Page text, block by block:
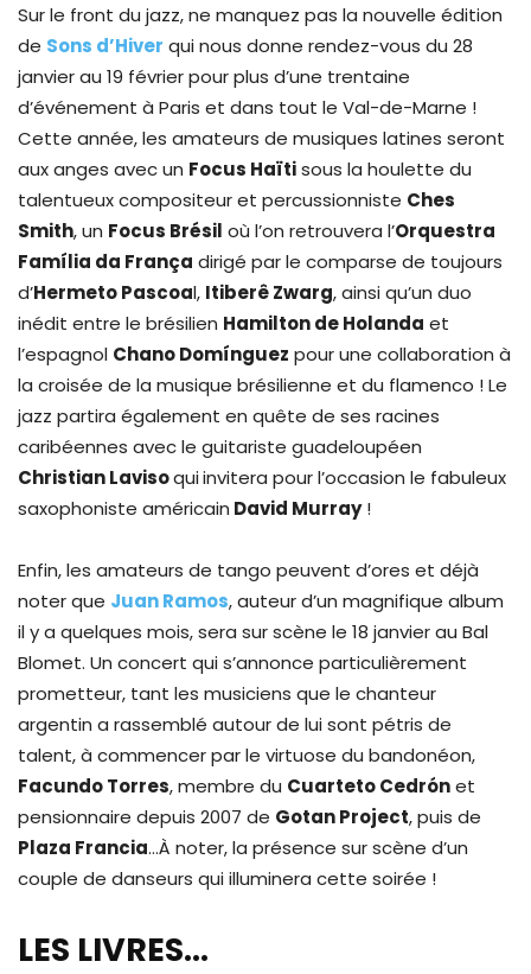
Sur le front du jazz, ne manquez pas la nouvelle édition
de Sons d’Hiver qui nous donne rendez-vous du 28
janvier au 19 février pour plus d’une trentaine
d’événement à Paris et dans tout le Val-de-Marne !
Cette année, les amateurs de musiques latines seront
aux anges avec un Focus Haïtisous la houlette du
talentueux compositeur et percussionniste Ches
Smith, un Focus Brésil où l’on retrouvera l’Orquestra
Família da França dirigé par le comparse de toujours
d’Hermeto Pascoal, Itiberê Zwarg, ainsi qu’un duo
inédit entre le brésilien Hamilton de Holanda et
l’espagnol Chano Domínguez pour une collaboration à
la croisée de la musique brésilienne et du flamenco ! Le
jazz partira également en quête de ses racines
caribéennes avec le guitariste guadeloupéen
Christian Lavisoquiinvitera pour l’occasion le fabuleux
saxophoniste américain David Murray!
Enfin, les amateurs de tango peuvent d’ores et déjà
noter que Juan Ramos, auteur d’un magnifique album
il y a quelques mois, sera sur scène le 18 janvier au Bal
Blomet. Un concert qui s’annonce particulièrement
prometteur, tant les musiciens que le chanteur
argentin a rassemblé autour de lui sont pétris de
talent, à commencer par le virtuose du bandonéon,
Facundo Torres, membre du Cuarteto Cedrónet
pensionnaire depuis 2007 de Gotan Project, puis de
Plaza Francia…À noter, la présence sur scène d’un
couple de danseurs qui illuminera cette soirée !
LES LIVRES…